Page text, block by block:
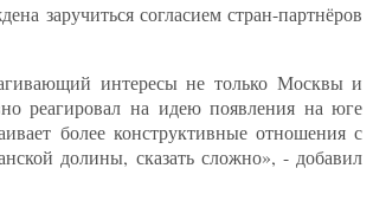
заручиться согласием стран-партнёров
интересы не только Москвы и
реагировал на идею появления на юге
более конструктивные отношения с
долины, сказать сложно», - добавил